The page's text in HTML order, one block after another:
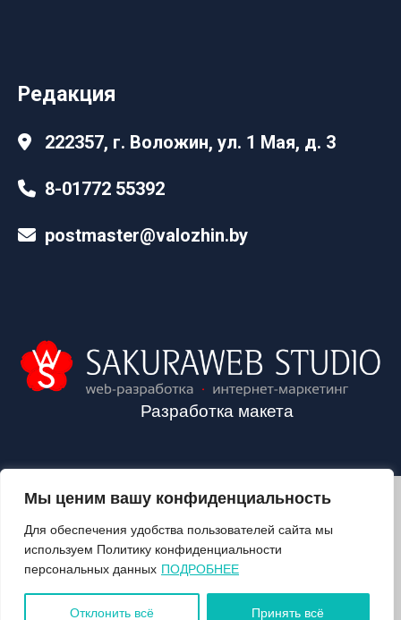
Мы ценим вашу конфиденциальность
Для обеспечения удобства пользователей сайта мы
используем Политику конфиденциальности
персональных данных ПОДРОБНЕЕ
Отклонить всё Принять всё
Редакция
222357, г. Воложин, ул. 1 Мая, д. 3
8-01772 55392
postmaster@valozhin.by
Разработка макета
2024©VALOZHIN.BY - НОВОСТИ ВОЛОЖИНСКОГО РАЙОНА
О ГАЗЕТЕ
ПОДПИСКА